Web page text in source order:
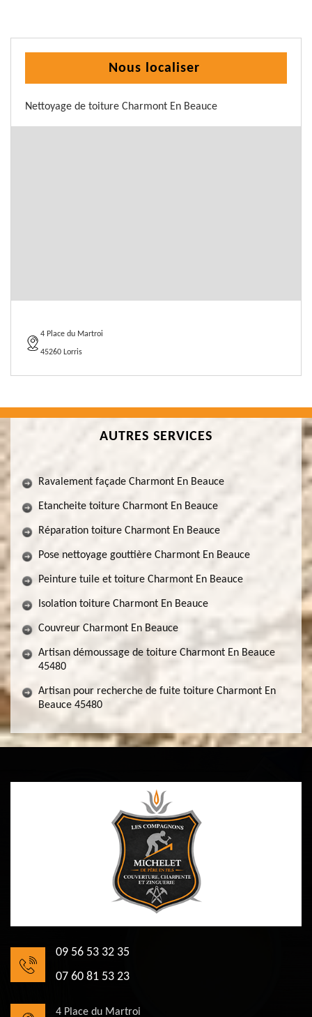
Nous localiser
Nettoyage de toiture Charmont En Beauce
4 Place du Martroi
45260 Lorris
AUTRES SERVICES
Ravalement façade Charmont En Beauce
Etancheite toiture Charmont En Beauce
Réparation toiture Charmont En Beauce
Pose nettoyage gouttière Charmont En Beauce
Peinture tuile et toiture Charmont En Beauce
Isolation toiture Charmont En Beauce
Couvreur Charmont En Beauce
Artisan démoussage de toiture Charmont En Beauce
45480
Artisan pour recherche de fuite toiture Charmont En
Beauce 45480
09 56 53 32 35
07 60 81 53 23
4 Place du Martroi